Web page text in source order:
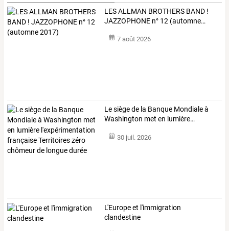
LESALLMAN BROTHERS BAND !
JAZZOPHONE n° 12 (automne…
7 août 2026
Lesiègede la Banque Mondialeà
Washington met en lumière…
30 juil. 2026
L'Europe et l'immigration
clandestine